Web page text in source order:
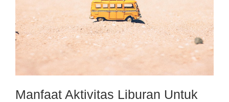
Manfaat Aktivitas Liburan Untuk